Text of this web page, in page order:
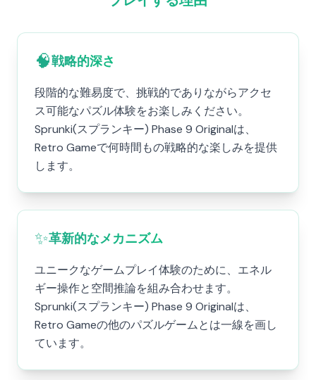
🧠戦略的深さ
段階的な難易度で、挑戦的でありながらアクセ
ス可能なパズル体験をお楽しみください。
Sprunki(スプランキー) Phase 9 Originalは、
Retro Gameで何時間もの戦略的な楽しみを提供
します。
✨革新的なメカニズム
ユニークなゲームプレイ体験のために、エネル
ギー操作と空間推論を組み合わせます。
Sprunki(スプランキー) Phase 9 Originalは、
Retro Gameの他のパズルゲームとは一線を画し
ています。